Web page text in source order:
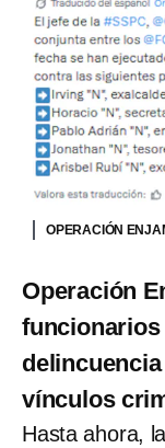
OPERACIÓN
Operación
funcionarios
vínculos
Hasta ahora,